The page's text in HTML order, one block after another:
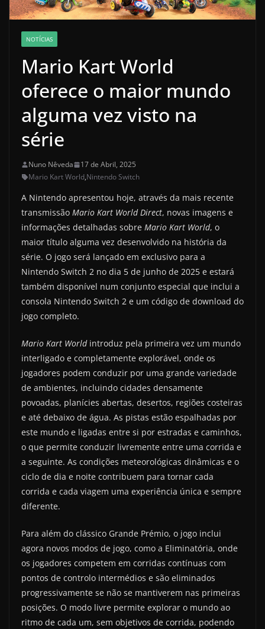
NOTÍCIAS
Mario Kart World
oferece o maior mundo
alguma vez visto na
série
Nuno Nêveda
17 de Abril, 2025
Mario Kart World,Nintendo Switch
A Nintendo apresentou hoje, através da mais recente
transmissão Mario Kart World Direct, novas imagens e
informações detalhadas sobre Mario Kart World, o
maior título alguma vez desenvolvido na história da
série. O jogo será lançado em exclusivo para a
Nintendo Switch 2 no dia 5 de junho de 2025 e estará
também disponível num conjunto especial que inclui a
consola Nintendo Switch 2 e um código de download do
jogo completo.
Mario Kart Worldintroduz pela primeira vez um mundo
interligado e completamente explorável, onde os
jogadores podem conduzir por uma grande variedade
de ambientes, incluindo cidades densamente
povoadas, planícies abertas, desertos, regiões costeiras
e até debaixo de água. As pistas estão espalhadas por
este mundo e ligadas entre si por estradas e caminhos,
o que permite conduzir livremente entre uma corrida e
a seguinte. As condições meteorológicas dinâmicas e o
ciclo de dia e noite contribuem para tornar cada
corrida e cada viagem uma experiência única e sempre
diferente.
Para além do clássico Grande Prémio, o jogo inclui
agora novos modos de jogo, como a Eliminatória, onde
os jogadores competem em corridas contínuas com
pontos de controlo intermédios e são eliminados
progressivamente se não se mantiverem nas primeiras
posições. O modo livre permite explorar o mundo ao
ritmo de cada um, sem objetivos de corrida, podendo